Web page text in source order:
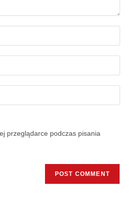
przeglądarce podczas pisania